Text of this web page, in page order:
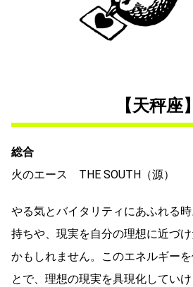
【天秤座】
総合
火のエース THE SOUTH（源）
やる気とバイタリティにあふれる
持ちや、現実を自分の理想に近づ
かもしれません。このエネルギー
とで、理想の現実を具現化してい